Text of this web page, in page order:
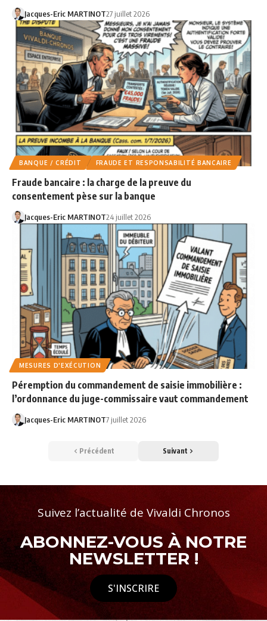
Jacques-Eric MARTINOT27 juillet 2026
BANQUE / CRÉDIT FRAUDE ET RESPONSABILITÉ BANCAIRE
Fraude bancaire : la charge de la preuve du
consentement pèse sur la banque
Jacques-Eric MARTINOT24 juillet 2026
MESURES D'EXÉCUTION
Péremption du commandement de saisie immobilière :
l’ordonnance du juge-commissaire vaut commandement
Jacques-Eric MARTINOT7 juillet 2026
Précédent Suivant
Suivez l’actualité de Vivaldi Chronos
ABONNEZ-VOUS À NOTRE
NEWSLETTER !
S'INSCRIRE